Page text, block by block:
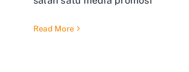
Read More